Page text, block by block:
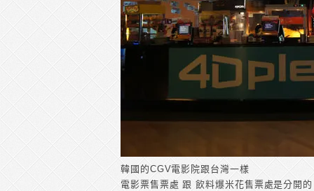
韓國的CGV電影院跟台灣一樣
電影票售票處 跟 飲料爆米花售票處是分開的